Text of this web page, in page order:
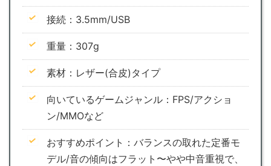
接続：3.5mm/USB
重量：307g
素材：レザー(合皮)タイプ
向いているゲームジャンル：FPS/アクショ
ン/MMOなど
おすすめポイント：バランスの取れた定番モ
デル/音の傾向はフラット〜やや中音重視で、